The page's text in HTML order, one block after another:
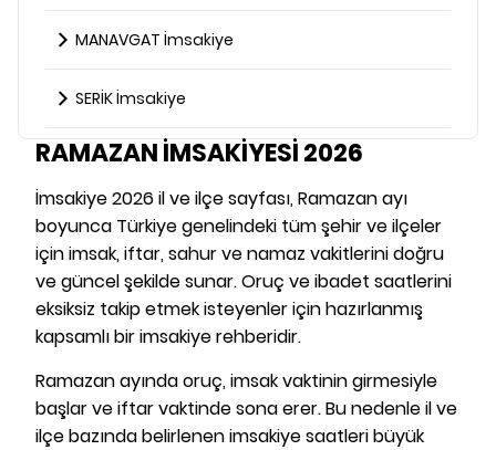
MANAVGAT İmsakiye
SERİK İmsakiye
RAMAZAN İMSAKİYESİ 2026
İmsakiye 2026 il ve ilçe sayfası, Ramazan ayı
boyunca Türkiye genelindeki tüm şehir ve ilçeler
için imsak, iftar, sahur ve namaz vakitlerini doğru
ve güncel şekilde sunar. Oruç ve ibadet saatlerini
eksiksiz takip etmek isteyenler için hazırlanmış
kapsamlı bir imsakiye rehberidir.
Ramazan ayında oruç, imsak vaktinin girmesiyle
başlar ve iftar vaktinde sona erer. Bu nedenle il ve
ilçe bazında belirlenen imsakiye saatleri büyük